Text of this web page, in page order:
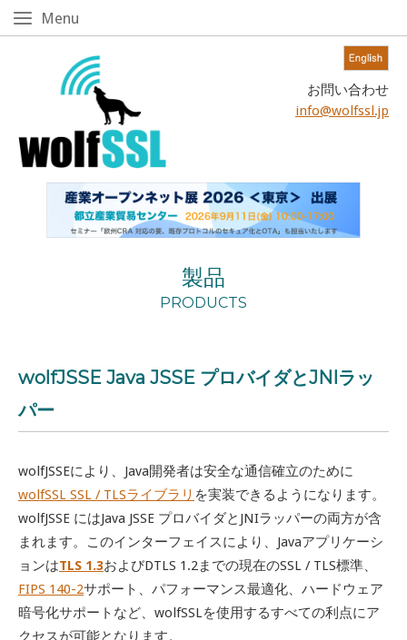
Skip
お問い合わせ
info@wolfssl.jp
Menu
製品
PRODUCTS
wolfJSSE Java JSSE プロバイダとJNIラッ
パー
wolfJSSEにより 、 Java開発者は安全な通信確立のために
wolfSSL SSL / TLSライブラリ を実装できるようになります。
wolfJSSE にはJava JSSE プロバイダと JNIラッパーの両方が含
まれます。このインターフェイスにより、 Javaアプリケーシ
ョンはTLS 1.3およびDTLS 1.2までの現在のSSL / TLS標準、
FIPS 140-2サポート、パフォーマンス最適化、ハードウェア
暗号化サポートなど、 wolfSSLを使用するすべての利点にア
クセスが可能となります。